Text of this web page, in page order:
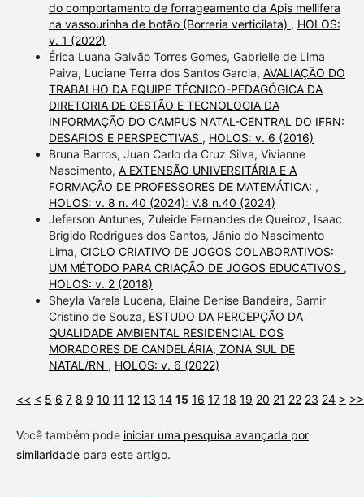
do comportamento de forrageamento da Apis mellifera
na vassourinha de botão (Borreria verticilata) , HOLOS:
v. 1 (2022)
Érica Luana Galvão Torres Gomes, Gabrielle de Lima
Paiva, Luciane Terra dos Santos Garcia, AVALIAÇÃO DO
TRABALHO DA EQUIPE TÉCNICO-PEDAGÓGICA DA
DIRETORIA DE GESTÃO E TECNOLOGIA DA
INFORMAÇÃO DO CAMPUS NATAL-CENTRAL DO IFRN:
DESAFIOS E PERSPECTIVAS , HOLOS: v. 6 (2016)
Bruna Barros, Juan Carlo da Cruz Silva, Vivianne
Nascimento, A EXTENSÃO UNIVERSITÁRIA E A
FORMAÇÃO DE PROFESSORES DE MATEMÁTICA: ,
HOLOS: v. 8 n. 40 (2024): V.8 n.40 (2024)
Jeferson Antunes, Zuleide Fernandes de Queiroz, Isaac
Brigido Rodrigues dos Santos, Jânio do Nascimento
Lima, CICLO CRIATIVO DE JOGOS COLABORATIVOS:
UM MÉTODO PARA CRIAÇÃO DE JOGOS EDUCATIVOS ,
HOLOS: v. 2 (2018)
Sheyla Varela Lucena, Elaine Denise Bandeira, Samir
Cristino de Souza, ESTUDO DA PERCEPÇÃO DA
QUALIDADE AMBIENTAL RESIDENCIAL DOS
MORADORES DE CANDELÁRIA, ZONA SUL DE
NATAL/RN , HOLOS: v. 6 (2022)
<< < 5 6 7 8 9 10 11 12 13 14 15 16 17 18 19 20 21 22 23 24 > >>
Você também pode iniciar uma pesquisa avançada por
similaridadepara este artigo.